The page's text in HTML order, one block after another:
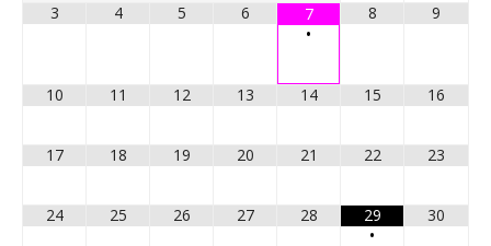
3 4 5 6
7
•
8 9
10 11 12 13 14 15 16
17 18 19 20 21 22 23
24 25 26 27 28
29
•
30